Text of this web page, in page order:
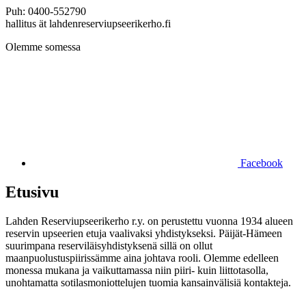
Puh: 0400-552790
hallitus ät lahdenreserviupseerikerho.fi
Olemme somessa
Facebook
Etusivu
Lahden Reserviupseerikerho r.y. on perustettu vuonna 1934 alueen
reservin upseerien etuja vaalivaksi yhdistykseksi. Päijät-Hämeen
suurimpana reserviläisyhdistyksenä sillä on ollut
maanpuolustuspiirissämme aina johtava rooli. Olemme edelleen
monessa mukana ja vaikuttamassa niin piiri- kuin liittotasolla,
unohtamatta sotilasmoniottelujen tuomia kansainvälisiä kontakteja.